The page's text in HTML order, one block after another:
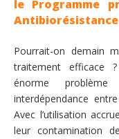
le Programme
Antibiorésistance
Pourrait-on demain
traitement efficace
énorme
interdépendance
Avec l’utilisation
leur contamination